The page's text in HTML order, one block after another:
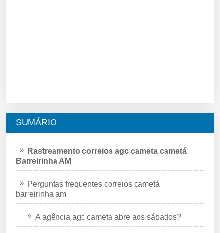
SUMÁRIO
Rastreamento correios agc cameta cametá
Barreirinha AM
Perguntas frequentes correios cametá
barreirinha am
A agência agc cameta abre aos sábados?